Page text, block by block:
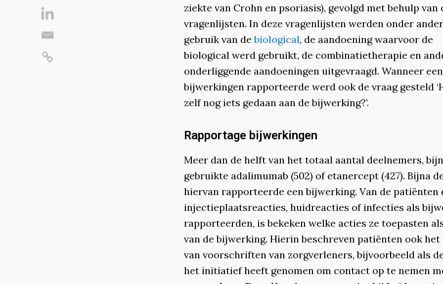
ziekte van Crohn en psoriasis), gevolgd met behulp van
vragenlijsten. In deze vragenlijsten werden onder
gebruik van debiological, de aandoening waarvoor de
biological werd gebruikt, de combinatietherapie en
onderliggende aandoeningen uitgevraagd. Wanneer
bijwerkingen rapporteerde werd ook de vraag gesteld
zelf nog iets gedaan aan de bijwerking?’.
Rapportage bijwerkingen
Meer dan de helft van het totaal aantal deelnemers,
gebruikte adalimumab (502) of etanercept (427). Bijna
hiervan rapporteerde een bijwerking. Van de patiënten
injectieplaatsreacties, huidreacties of infecties als
rapporteerden, is bekeken welke acties ze toepasten
van de bijwerking. Hierin beschreven patiënten ook het
van voorschriften van zorgverleners, bijvoorbeeld als
het initiatief heeft genomen om contact op te nemen